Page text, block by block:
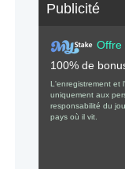
Publicité
Offre
100% de
L'enregistrement et
uniquement aux
responsabilité du
pays où il vit.